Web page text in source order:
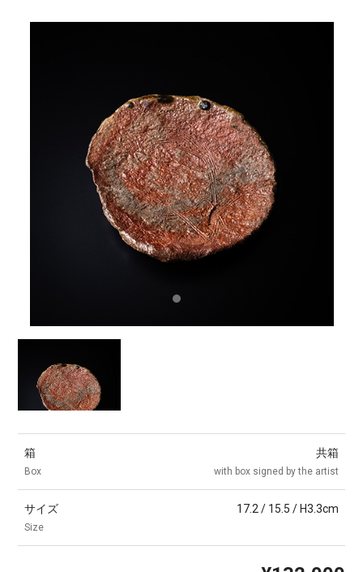
箱
Box
共箱
with box signed by the artist
サイズ
Size
17.2 / 15.5 / H3.3cm